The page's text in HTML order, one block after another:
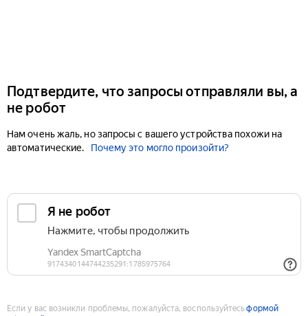
Подтвердите, что запросы отправляли вы, а
не робот
Нам очень жаль, но запросы с вашего устройства похожи на
автоматические.
Почему это могло произойти?
Если у вас возникли проблемы, пожалуйста, воспользуйтесьформой